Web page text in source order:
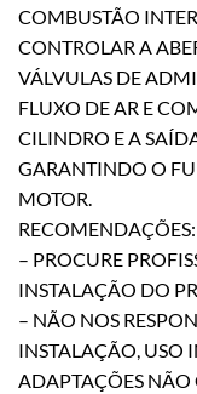
COMBUSTÃO
CONTROLAR A
VÁLVULAS DE
FLUXO DE AR E
CILINDRO E A
GARANTINDO O
MOTOR.
RECOMENDAÇÕES:
– PROCURE
INSTALAÇÃO DO
– NÃO NOS
INSTALAÇÃO, USO
ADAPTAÇÕES